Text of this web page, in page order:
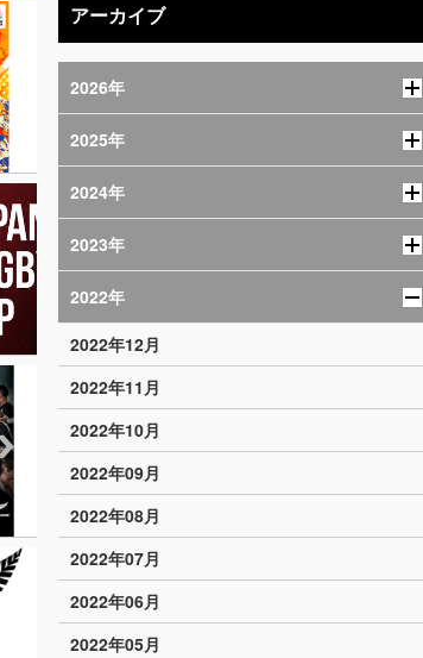
リーグワンDIV3 日本代表戦
アーカイブ
2026年
2025年
2024年
2023年
2022年
2022年12月
2022年11月
2022年10月
2022年09月
2022年08月
2022年07月
2022年06月
2022年05月